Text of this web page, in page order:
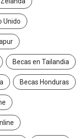
Unido
Becas en Tailandia
Becas Honduras